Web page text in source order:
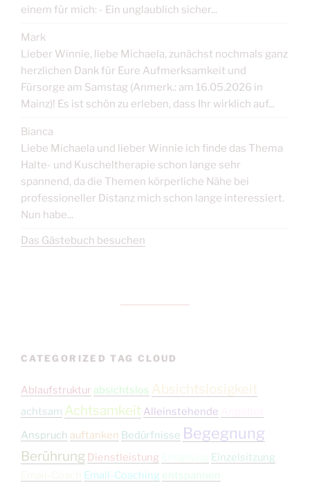
einem für mich: - Ein unglaublich sicher...
Mark
Lieber Winnie, liebe Michaela, zunächst nochmals ganz
herzlichen Dank für Eure Aufmerksamkeit und
Fürsorge am Samstag (Anmerk.: am 16.05.2026 in
Mainz)! Es ist schön zu erleben, dass Ihr wirklich auf...
Bianca
Liebe Michaela und lieber Winnie ich finde das Thema
Halte- und Kuscheltherapie schon lange sehr
spannend, da die Themen körperliche Nähe bei
professioneller Distanz mich schon lange interessiert.
Nun habe...
Das Gästebuch besuchen
CATEGORIZED TAG CLOUD
Ablaufstruktur absichtslos Absichtslosigkeit
achtsam Achtsamkeit Alleinstehende
Anspruch auftanken Bedürfnisse Begegnung
Berührung Dienstleistung
Einzelsitzung
Email-Coaching entspannen